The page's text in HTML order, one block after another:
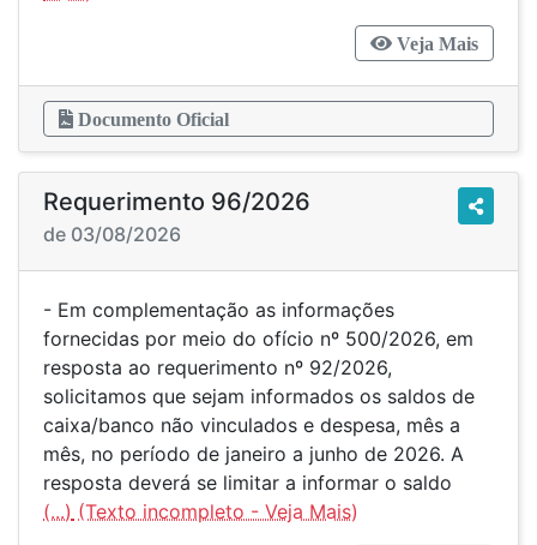
Veja Mais
Documento Oficial
Requerimento 96/2026
de 03/08/2026
- Em complementação as informações
fornecidas por meio do ofício nº 500/2026, em
resposta ao requerimento nº 92/2026,
solicitamos que sejam informados os saldos de
caixa/banco não vinculados e despesa, mês a
mês, no período de janeiro a junho de 2026. A
resposta deverá se limitar a informar o saldo
(...)